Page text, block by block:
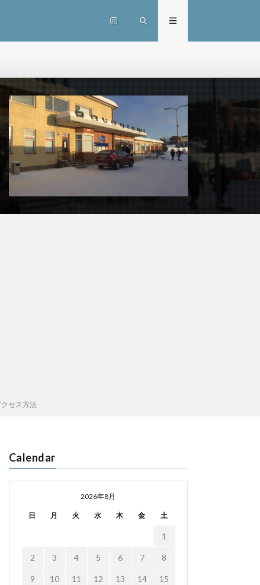
セス方法
Calendar
2026年8月
日 月 火 水 木 金 土
1
2 3 4 5 6 7 8
9 10 11 12 13 14 15